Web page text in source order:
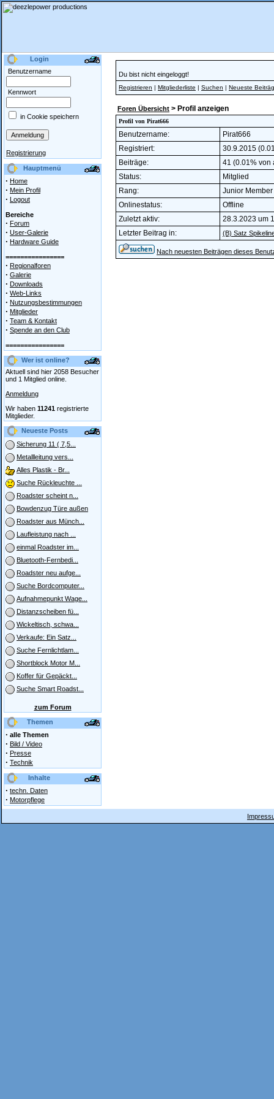
Login
Benutzername
Kennwort
in Cookie speichern
Registrierung
Hauptmenü
· Home
· Mein Profil
· Logout
Bereiche
· Forum
· User-Galerie
· Hardware Guide
================
· Regionalforen
· Galerie
· Downloads
· Web-Links
· Nutzungsbestimmungen
· Mitglieder
· Team & Kontakt
· Spende an den Club
================
Wer ist online?
Aktuell sind hier 2058 Besucher
und 1 Mitglied online.
Anmeldung
Wir haben 11241 registrierte
Mitglieder.
Neueste Posts
Sicherung 11 ( 7,5...
Metallleitung vers...
Alles Plastik - Br...
Suche Rückleuchte ...
Roadster scheint n...
Bowdenzug Türe außen
Roadster aus Münch...
Laufleistung nach ...
einmal Roadster im...
Bluetooth-Fernbedi...
Roadster neu aufge...
Suche Bordcomputer...
Aufnahmepunkt Wage...
Distanzscheiben fü...
Wickeltisch, schwa...
Verkaufe: Ein Satz...
Suche Fernlichtlam...
Shortblock Motor M...
Koffer für Gepäckt...
Suche Smart Roadst...
zum Forum
Themen
· alle Themen
· Bild / Video
· Presse
· Technik
Inhalte
· techn. Daten
· Motorpflege
Du bist nicht eingeloggt!
Registrieren | Mitgliederliste | Suchen | Neueste
Foren Übersicht > Profil anzeigen
Profil von Pirat666
Benutzername:
Pirat666
Registriert:
30.9.2015
Beiträge:
41 (0.01% von
Status:
Mitglied
Rang:
Junior Member
Onlinestatus:
Offline
Zuletzt aktiv:
28.3.2023 um
Letzter Beitrag in:
(B) Satz
Nach neuesten Beiträgen dieses